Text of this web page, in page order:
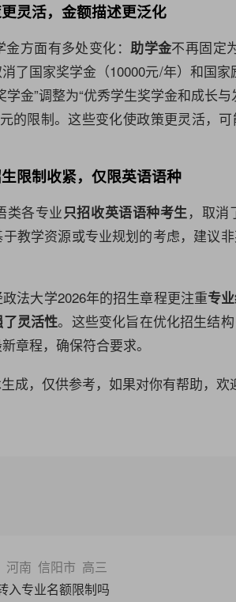
灵活，金额描述更泛化
金方面有多处变化：助学金不再固定
了国家奖学金（10000元/年）和国
金”调整为“优秀学生奖学金和成长与
的限制。这些变化使政策更灵活，
限制收紧，仅限英语语种
类各专业只招收英语语种考生，取消
教学资源或专业规划的考虑，建议
法大学2026年的招生章程更注重专
了灵活性。这些变化旨在优化招生结
章程，确保符合要求。
成，仅供参考，如果对你有帮助，欢
河南 信阳市 高三
入专业名额限制吗